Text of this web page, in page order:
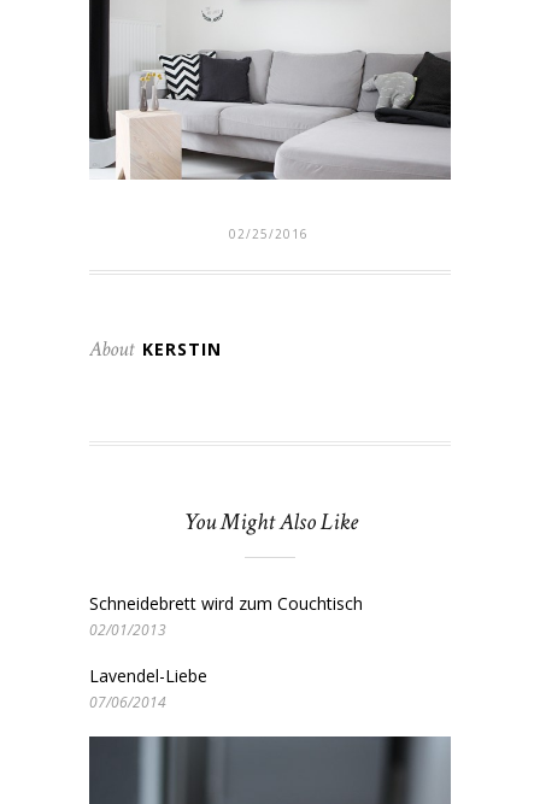
02/25/2016
About KERSTIN
You Might Also Like
Schneidebrett wird zum Couchtisch
02/01/2013
Lavendel-Liebe
07/06/2014